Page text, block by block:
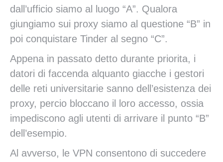
dall’ufficio siamo al luogo “A”. Qualora
giungiamo sui proxy siamo al questione “B” in
poi conquistare Tinder al segno “C”.
Appena in passato detto durante priorita, i
datori di faccenda alquanto giacche i gestori
delle reti universitarie sanno dell’esistenza dei
proxy, percio bloccano il loro accesso, ossia
impediscono agli utenti di arrivare il punto “B”
dell’esempio.
Al avverso, le VPN consentono di succedere